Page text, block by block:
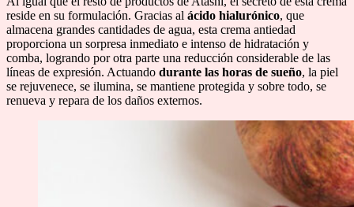
reside en su formulación. Gracias al ácido hialurónico, que
almacena grandes cantidades de agua, esta crema antiedad
proporciona un sorpresa inmediato e intenso de hidratación y
comba, logrando por otra parte una reducción considerable de las
líneas de expresión. Actuando durante las horas de sueño, la piel
se rejuvenece, se ilumina, se mantiene protegida y sobre todo, se
renueva y repara de los daños externos.